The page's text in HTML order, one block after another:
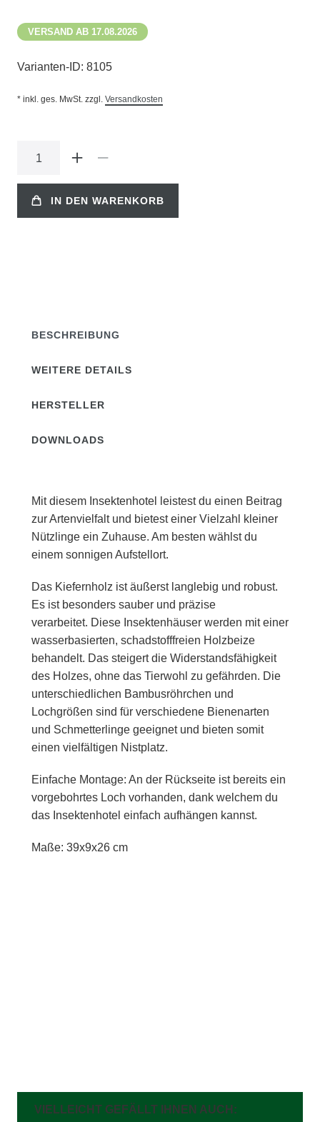
VERSAND AB 17.08.2026
Varianten-ID: 8105
* inkl. ges. MwSt. zzgl. Versandkosten
IN DEN WARENKORB
BESCHREIBUNG
WEITERE DETAILS
HERSTELLER
DOWNLOADS
Mit diesem Insektenhotel leistest du einen Beitrag
zur Artenvielfalt und bietest einer Vielzahl kleiner
Nützlinge ein Zuhause. Am besten wählst du
einem sonnigen Aufstellort.
Das Kiefernholz ist äußerst langlebig und robust.
Es ist besonders sauber und präzise
verarbeitet. Diese Insektenhäuser werden mit einer
wasserbasierten, schadstofffreien Holzbeize
behandelt. Das steigert die Widerstandsfähigkeit
des Holzes, ohne das Tierwohl zu gefährden. Die
unterschiedlichen Bambusröhrchen und
Lochgrößen sind für verschiedene Bienenarten
und Schmetterlinge geeignet und bieten somit
einen vielfältigen Nistplatz.
Einfache Montage: An der Rückseite ist bereits ein
vorgebohrtes Loch vorhanden, dank welchem du
das Insektenhotel einfach aufhängen kannst.
Maße: 39x9x26 cm
VIELLEICHT GEFÄLLT IHNEN AUCH: